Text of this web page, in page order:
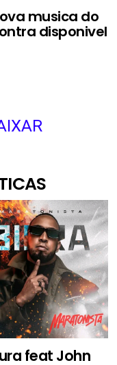
musica do
disponivel
feat John